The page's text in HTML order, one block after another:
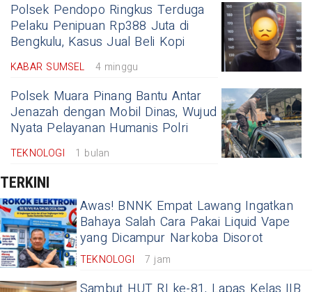
Polsek Pendopo Ringkus Terduga
Pelaku Penipuan Rp388 Juta di
Bengkulu, Kasus Jual Beli Kopi
KABAR SUMSEL 4 minggu
Polsek Muara Pinang Bantu Antar
Jenazah dengan Mobil Dinas, Wujud
Nyata Pelayanan Humanis Polri
TEKNOLOGI 1 bulan
TERKINI
Awas! BNNK Empat Lawang Ingatkan
Bahaya Salah Cara Pakai Liquid Vape
yang Dicampur Narkoba Disorot
TEKNOLOGI 7 jam